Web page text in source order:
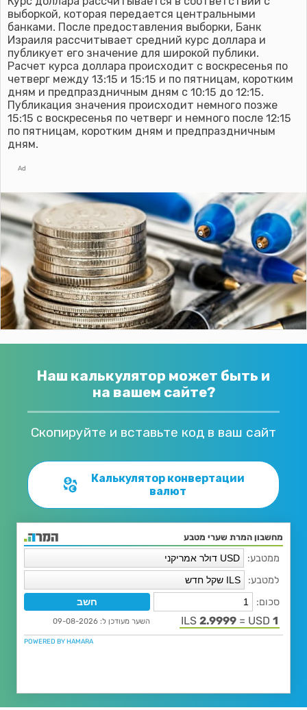
выборкой, которая передается центральными
банками. После предоставления выборки, Банк
Израиля рассчитывает средний курс доллара и
публикует его значение для широкой публики.
Расчет курса доллара происходит с воскресенья по
четверг между 13:15 и 15:15 и по пятницам, коротким
дням и предпраздничным дням с 10:15 до 12:15.
Публикация значения происходит немного позже
15:15 с воскресенья по четверг и немного после 12:15
по пятницам, коротким дням и предпраздничным
дням.
Ad
Наш калькулятор может быть и
на вашем сайте?
Скопируйте и вставьте код в ваш сайт
Калькулятор конвертации
валют